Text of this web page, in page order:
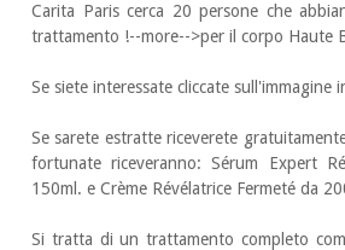
Carita Paris cerca 20 persone che
trattamento !--more-->per il corpo Haute
Se siete interessate cliccate
Se sarete estratte riceverete
fortunate riceveranno: Sérum Expert
150ml. e Crème Révélatrice Fermeté da
Si tratta di un trattamento completo